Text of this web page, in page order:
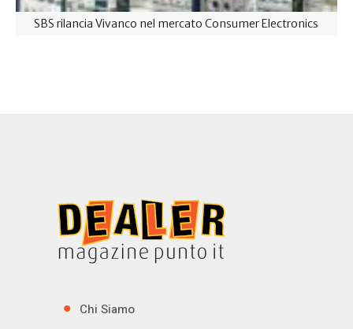
SBS rilancia Vivanco nel mercato Consumer Electronics
Chi Siamo